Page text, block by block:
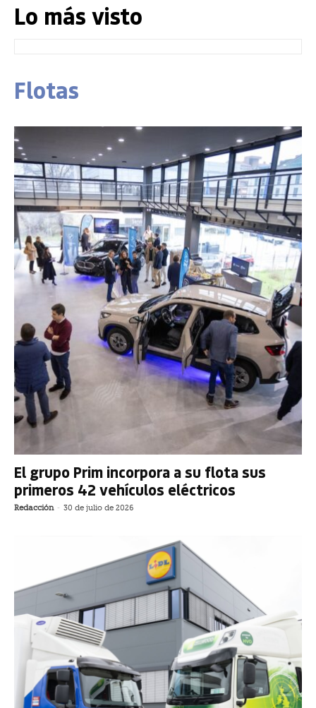
Lo más visto
Flotas
El grupo Prim incorpora a su flota sus
primeros 42 vehículos eléctricos
Redacción - 30 de julio de 2026